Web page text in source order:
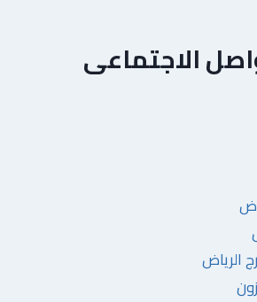
الاجتماعى
الرياض